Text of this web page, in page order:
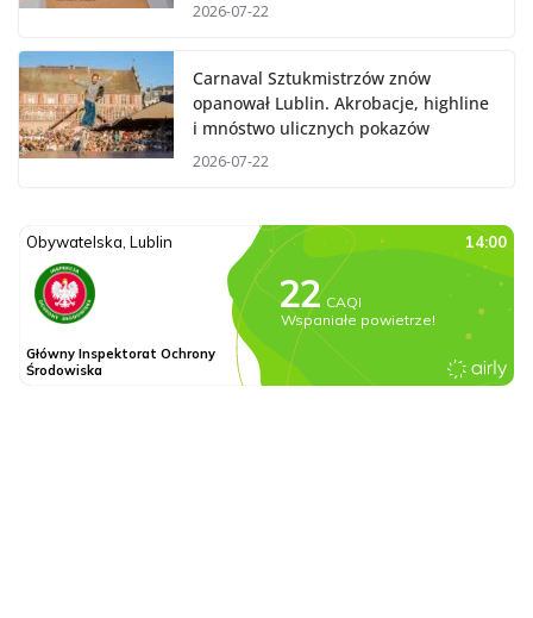
2026-07-22
Carnaval Sztukmistrzów znów
opanował Lublin. Akrobacje, highline
i mnóstwo ulicznych pokazów
2026-07-22